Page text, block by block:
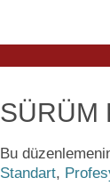
SÜRÜM
Bu
Standart,